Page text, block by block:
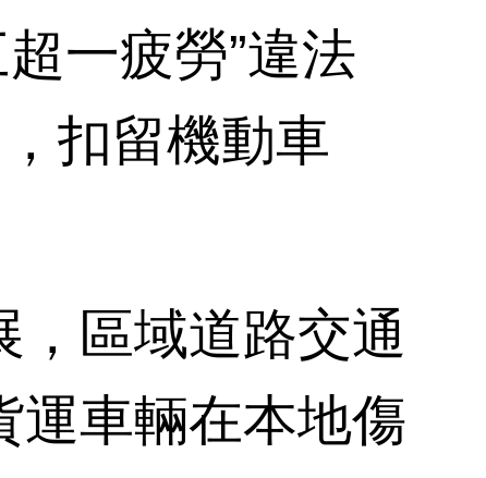
一疲勞”違法
扣留機動車
區域道路交通
運車輛在本地傷